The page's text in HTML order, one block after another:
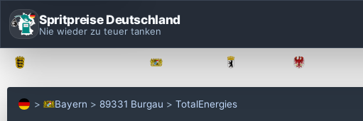
Spritpreise Deutschland
Nie wieder zu teuer tanken
Bayern 89331 Burgau TotalEnergies